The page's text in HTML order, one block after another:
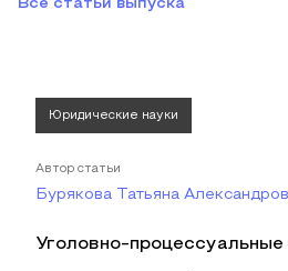
Все статьи выпуска
Юридические науки
Автор статьи
Бурякова Татьяна
Уголовно-процессуальные